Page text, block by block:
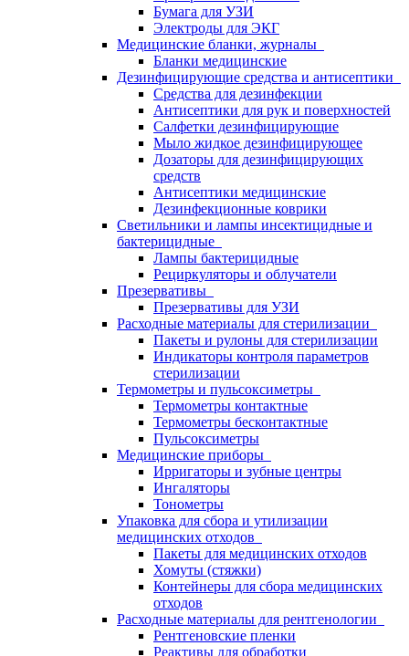
Бумага для УЗИ
Электроды для ЭКГ
Медицинские бланки, журналы
Бланки медицинские
Дезинфицирующие средства и антисептики
Средства для дезинфекции
Антисептики для рук и поверхностей
Салфетки дезинфицирующие
Мыло жидкое дезинфицирующее
Дозаторы для дезинфицирующих
средств
Антисептики медицинские
Дезинфекционные коврики
Светильники и лампы инсектицидные и
бактерицидные
Лампы бактерицидные
Рециркуляторы и облучатели
Презервативы
Презервативы для УЗИ
Расходные материалы для стерилизации
Пакеты и рулоны для стерилизации
Индикаторы контроля параметров
стерилизации
Термометры и пульсоксиметры
Термометры контактные
Термометры бесконтактные
Пульсоксиметры
Медицинские приборы
Ирригаторы и зубные центры
Ингаляторы
Тонометры
Упаковка для сбора и утилизации
медицинских отходов
Пакеты для медицинских отходов
Хомуты (стяжки)
Контейнеры для сбора медицинских
отходов
Расходные материалы для рентгенологии
Рентгеновские пленки
Реактивы для обработки